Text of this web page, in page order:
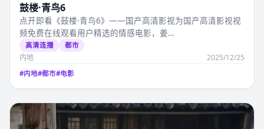
鼓楼·青鸟6
点开即看《鼓楼·青鸟6》——国产高清影视为国产高清影视视
频免费在线观看用户精选的情感电影，姜…
高清连播 都市
内地 2025/12/25
#内地#都市#电影